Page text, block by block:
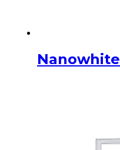
Nanowhite